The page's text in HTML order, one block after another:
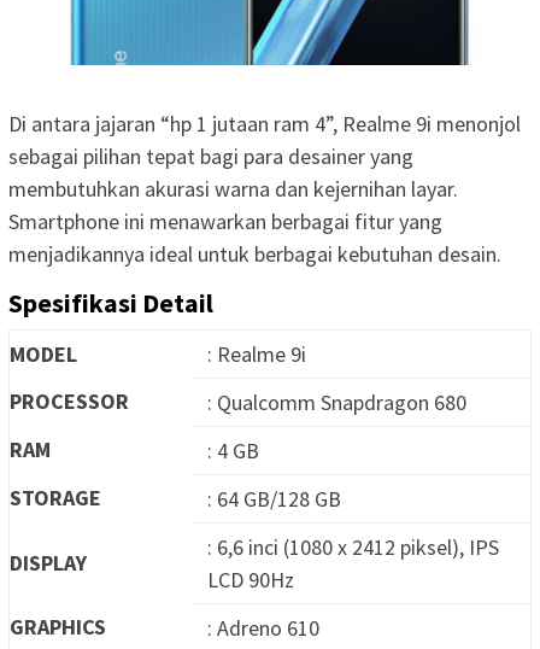
Di antara jajaran “hp 1 jutaan ram 4”, Realme 9i menonjol
sebagai pilihan tepat bagi para desainer yang
membutuhkan akurasi warna dan kejernihan layar.
Smartphone ini menawarkan berbagai fitur yang
menjadikannya ideal untuk berbagai kebutuhan desain.
Spesifikasi Detail
MODEL
: Realme 9i
PROCESSOR
: Qualcomm Snapdragon 680
RAM
: 4 GB
STORAGE
: 64 GB/128 GB
DISPLAY
: 6,6 inci (1080 x 2412 piksel), IPS
LCD 90Hz
GRAPHICS
: Adreno 610